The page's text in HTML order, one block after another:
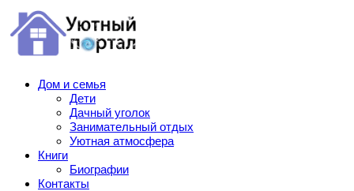
Дом и семья
Дети
Дачный уголок
Занимательный отдых
Уютная атмосфера
Книги
Биографии
Контакты